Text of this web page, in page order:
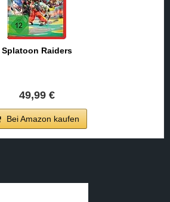
Splatoon Raiders
49,99 €
Bei Amazon kaufen